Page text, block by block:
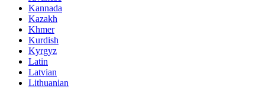
Kannada
Kazakh
Khmer
Kurdish
Kyrgyz
Latin
Latvian
Lithuanian